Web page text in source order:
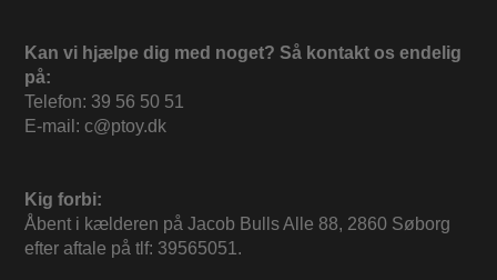
Kan vi hjælpe dig med noget? Så kontakt os endelig
på:
Telefon: 39 56 50 51
E-mail: c@ptoy.dk
Kig forbi:
Åbent i kælderen på Jacob Bulls Alle 88, 2860 Søborg
efter aftale på tlf: 39565051.